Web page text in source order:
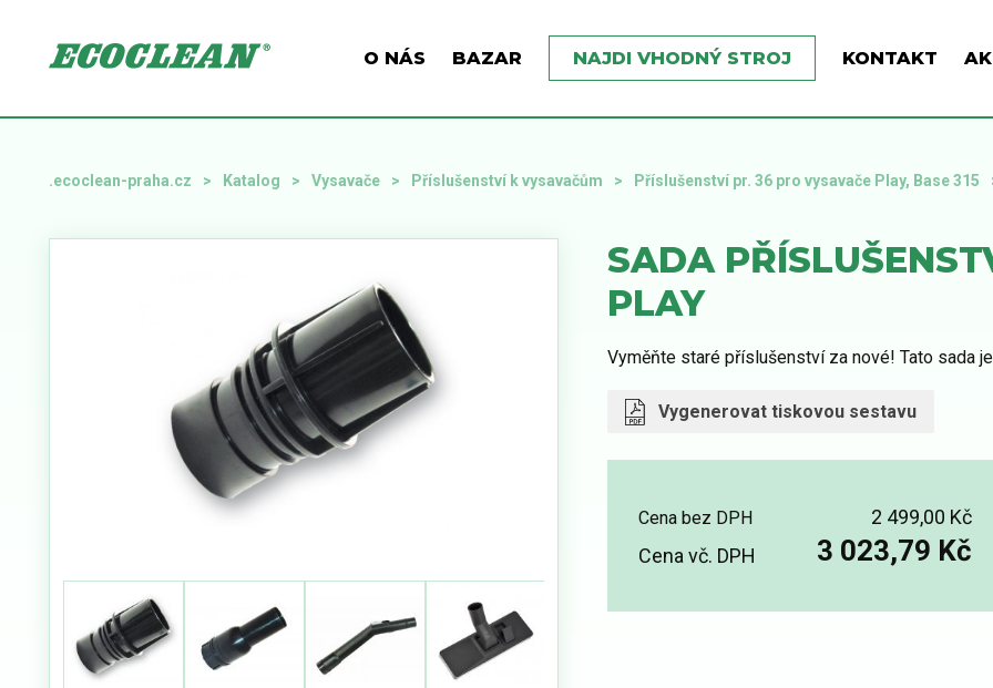
O NÁS BAZAR NAJDI VHODNÝ STROJ KONTAKT
.ecoclean-praha.cz Katalog Vysavače Příslušenství k vysavačům Příslušenství pr. 36 pro vysavače Play, Base 315
SADA
PLAY
Vyměňte staré příslušenství za nové! Tato sada
Vygenerovat tiskovou sestavu
Cena bez DPH
2 499,00 Kč
Cena vč. DPH
3 023,79 Kč